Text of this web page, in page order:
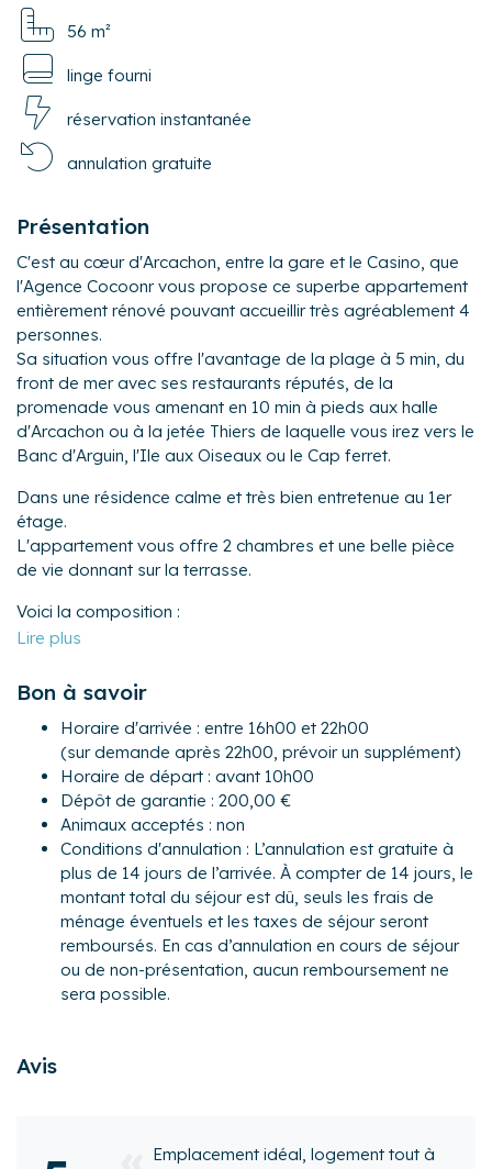
56 m²
linge fourni
réservation instantanée
annulation gratuite
Présentation
C'est au cœur d'Arcachon, entre la gare et le Casino, que
l'Agence Cocoonr vous propose ce superbe appartement
entièrement rénové pouvant accueillir très agréablement 4
personnes.
Sa situation vous offre l'avantage de la plage à 5 min, du
front de mer avec ses restaurants réputés, de la
promenade vous amenant en 10 min à pieds aux halle
d'Arcachon ou à la jetée Thiers de laquelle vous irez vers le
Banc d'Arguin, l'Ile aux Oiseaux ou le Cap ferret.
Dans une résidence calme et très bien entretenue au 1er
étage.
L'appartement vous offre 2 chambres et une belle pièce
de vie donnant sur la terrasse.
Voici la composition :
- Une entrée avec buanderie à votre gauche, lave linge,
- WC séparé
vasque, sèche serviette
- Cuisine séparée entièrement équipée : plaque à induction,
lave vaisselle, frigo, four, micro-onde, bouilloire, grille pain,
cafetière café moulu avec filtres, nombreux rangements et
beau plan de travail pour vos prouesses en retour de
marché !
- L'espace salon dispose d'un canapé, d'une table ronde
pour 4 personnes, d'un écran TV
Une climatisation réversible pour l'appartement se trouve
dans la pièce de vie
- Baie vitrée vers la terrasse depuis l'espace vie, dotée
d'un store banne, table et chaises , environnement très
- Une chambre avec un lit queen-size (160x200) avec
On aime :
espace de vie, sa clarté et sa terrasse !
propose le Bassin d'Arcachon !
Bon à savoir
Horaire d'arrivée : entre 16h00 et 22h00
(sur demande après 22h00, prévoir un supplément)
Horaire de départ : avant 10h00
Dépôt de garantie : 200,00 €
Animaux acceptés : non
Conditions d'annulation : L’annulation est gratuite à
plus de 14 jours de l’arrivée. À compter de 14 jours, le
montant total du séjour est dû, seuls les frais de
ménage éventuels et les taxes de séjour seront
remboursés. En cas d’annulation en cours de séjour
ou de non-présentation, aucun remboursement ne
sera possible.
Avis
Great refurbished